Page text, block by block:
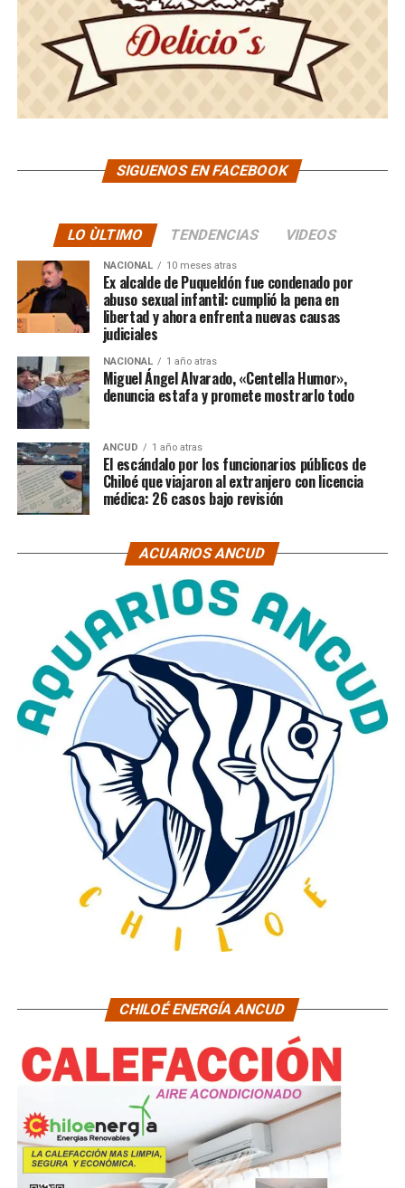
SIGUENOS EN FACEBOOK
LO ÙLTIMO TENDENCIAS VIDEOS
NACIONAL 10 meses atras
Ex alcalde de Puqueldón fue condenado por
abuso sexual infantil: cumplió la pena en
libertad y ahora enfrenta nuevas causas
judiciales
NACIONAL 1 año atras
Miguel Ángel Alvarado, «Centella Humor»,
denuncia estafa y promete mostrarlo todo
ANCUD 1 año atras
El escándalo por los funcionarios públicos de
Chiloé que viajaron al extranjero con licencia
médica: 26 casos bajo revisión
ACUARIOS ANCUD
CHILOÉ ENERGÍA ANCUD